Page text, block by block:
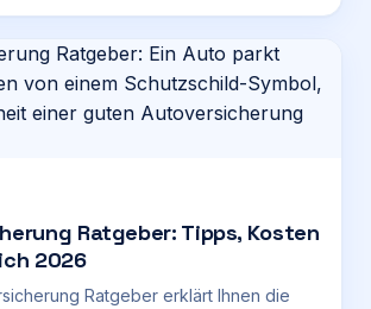
Ratgeber: Tipps, Kosten
2026
Ratgeber erklärt Ihnen die